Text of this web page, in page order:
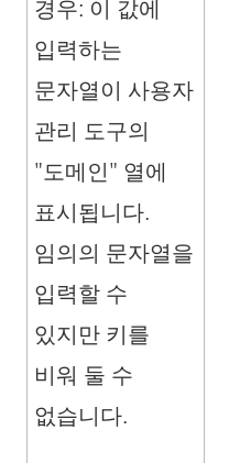
경우: 이 값에
입력하는
문자열이 사용자
관리 도구의
"도메인" 열에
표시됩니다.
임의의 문자열을
입력할 수
있지만 키를
비워 둘 수
없습니다.